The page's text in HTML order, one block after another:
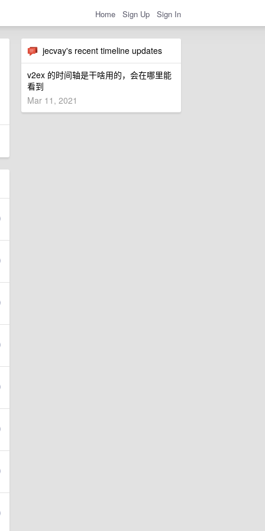
Home Sign Up Sign In
jecvay's recent timeline updates
v2ex 的时间轴是干啥用的，会在哪里能
看到
Mar 11, 2021